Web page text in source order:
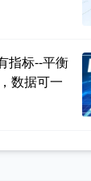
指标--平衡
数据可一